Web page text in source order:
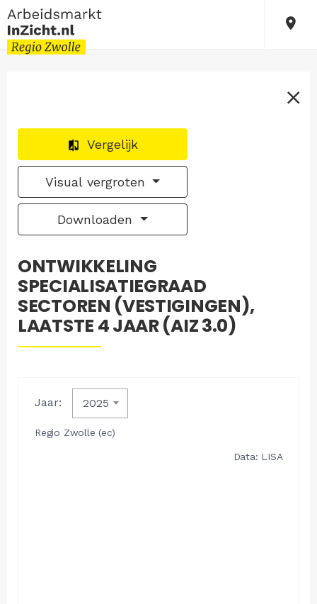
Vergelijk
Visual vergroten
Downloaden
ONTWIKKELING
SPECIALISATIEGRAAD
SECTOREN (VESTIGINGEN),
LAATSTE 4 JAAR (AIZ 3.0)